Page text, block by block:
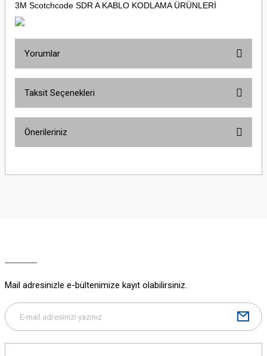
3M Scotchcode SDR A KABLO KODLAMA ÜRÜNLERİ
Yorumlar
Taksit Seçenekleri
Önerileriniz
yetersiz gördüğünüz noktaları öneri formunu kullanarak tarafımıza
Bu ürüne benzer farklı alternatifler olmalı.
Mail adresinizle e-bültenimize kayıt olabilirsiniz.